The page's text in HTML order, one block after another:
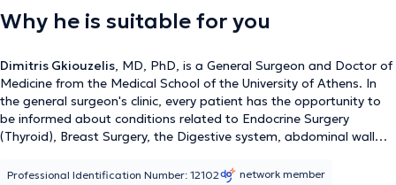
Why he is suitable for you
Dimitris Gkiouzelis, MD, PhD, is a General Surgeon and Doctor of
Medicine from the Medical School of the University of Athens. In
the general surgeon's clinic, every patient has the opportunity to
be informed about conditions related to Endocrine Surgery
(Thyroid), Breast Surgery, the Digestive system, abdominal wall
and numerous other surgical conditions. Dr. Dimitris Gkiouzelis is
Professional Identification Number: 12102 network member